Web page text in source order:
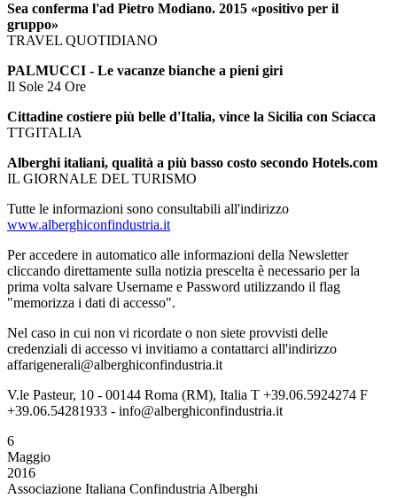
Sea conferma l'ad Pietro Modiano. 2015 «positivo per il
gruppo»
TRAVEL QUOTIDIANO
PALMUCCI - Le vacanze bianche a pieni giri
Il Sole 24 Ore
Cittadine costiere più belle d'Italia, vince la Sicilia con Sciacca
TTGITALIA
Alberghi italiani, qualità a più basso costo secondo Hotels.com
IL GIORNALE DEL TURISMO
Tutte le informazioni sono consultabili all'indirizzo
www.alberghiconfindustria.it
Per accedere in automatico alle informazioni della Newsletter
cliccando direttamente sulla notizia prescelta è necessario per la
prima volta salvare Username e Password utilizzando il flag
"memorizza i dati di accesso".
Nel caso in cui non vi ricordate o non siete provvisti delle
credenziali di accesso vi invitiamo a contattarci all'indirizzo
affarigenerali@alberghiconfindustria.it
V.le Pasteur, 10 - 00144 Roma (RM), Italia T +39.06.5924274 F
+39.06.54281933 - info@alberghiconfindustria.it
6
Maggio
2016
Associazione Italiana Confindustria Alberghi